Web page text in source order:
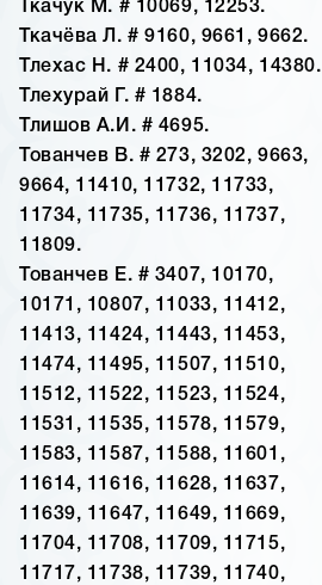
Ткачук М. # 10069, 12253.
Ткачёва Л. # 9160, 9661, 9662.
Тлехас Н. # 2400, 11034, 14380.
Тлехурай Г. # 1884.
Тлишов А.И. # 4695.
Тованчев В. # 273, 3202, 9663,
9664, 11410, 11732, 11733,
11734, 11735, 11736, 11737,
11809.
Тованчев Е. # 3407, 10170,
10171, 10807, 11033, 11412,
11413, 11424, 11443, 11453,
11474, 11495, 11507, 11510,
11512, 11522, 11523, 11524,
11531, 11535, 11578, 11579,
11583, 11587, 11588, 11601,
11614, 11616, 11628, 11637,
11639, 11647, 11649, 11669,
11704, 11708, 11709, 11715,
11717, 11738, 11739, 11740,